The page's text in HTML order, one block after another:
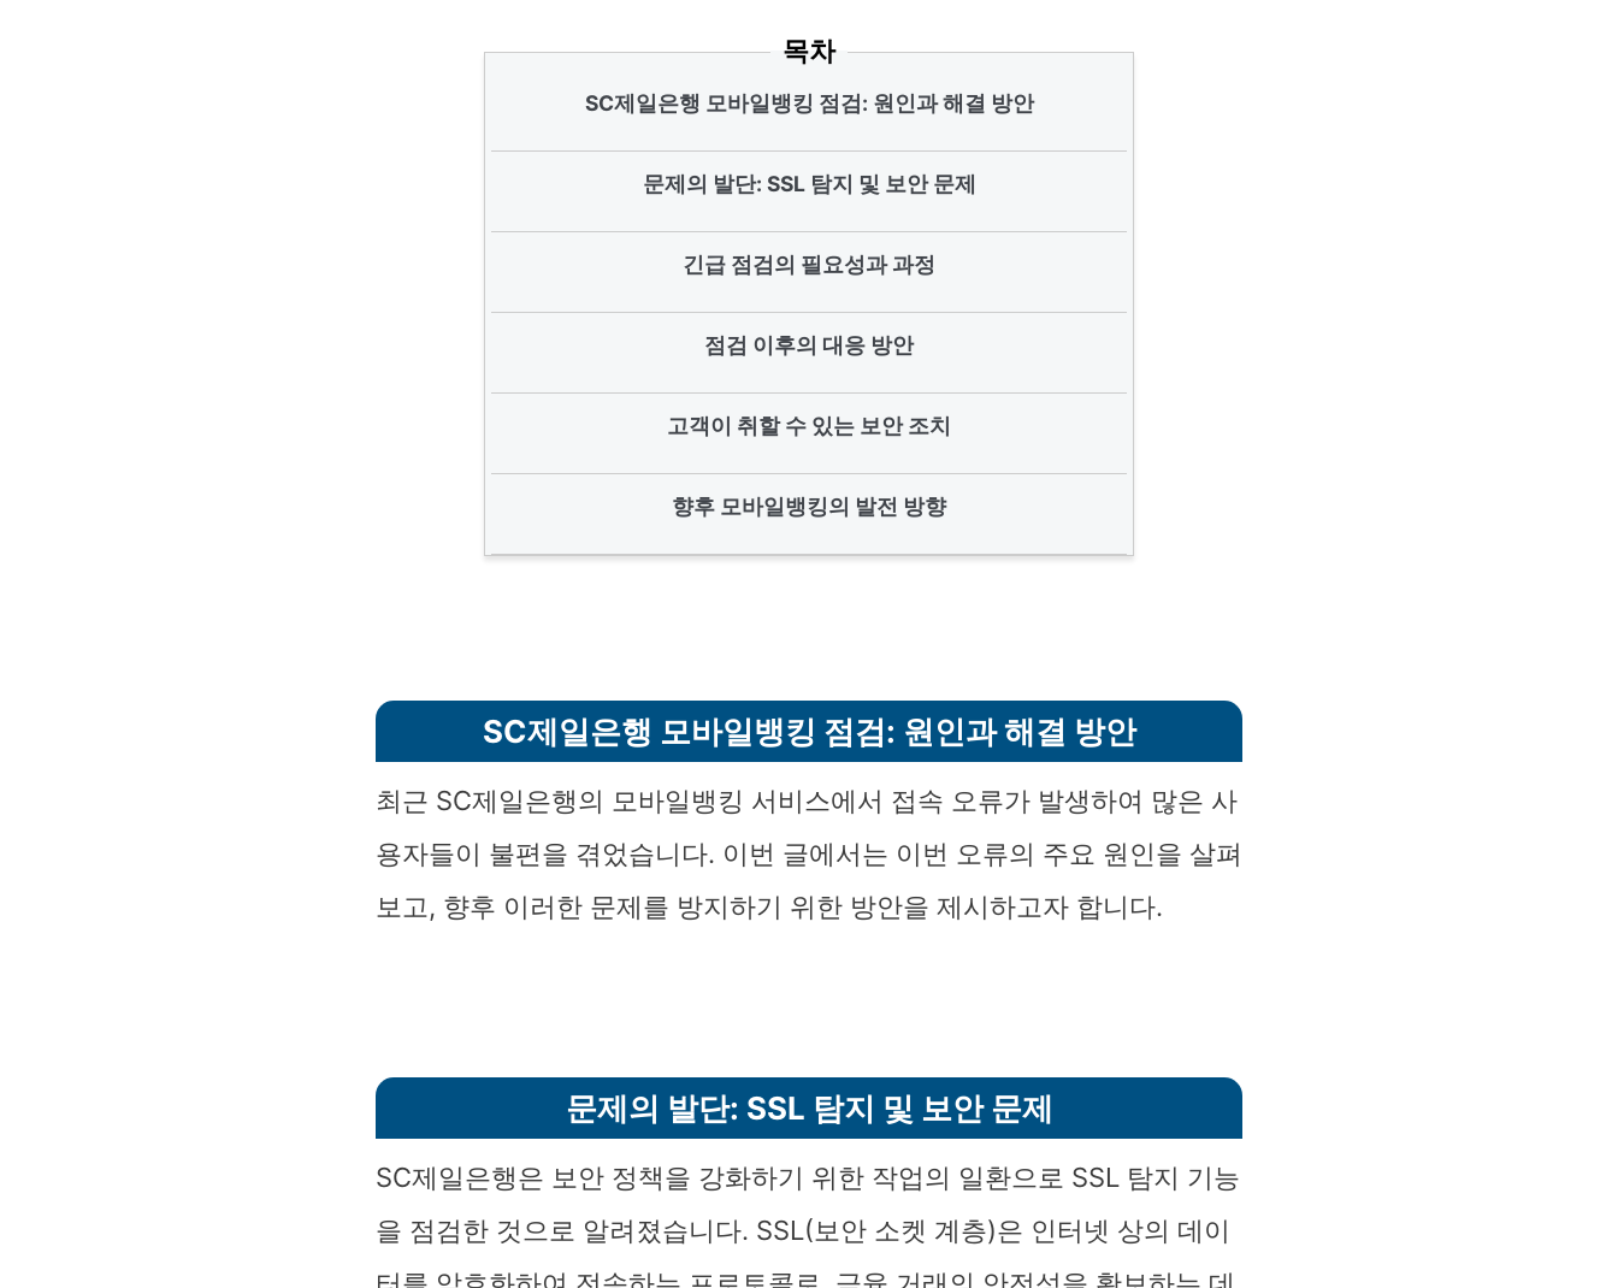
목차
SC제일은행 모바일뱅킹 점검: 원인과 해결 방안
문제의 발단: SSL 탐지 및 보안 문제
긴급 점검의 필요성과 과정
점검 이후의 대응 방안
고객이 취할 수 있는 보안 조치
향후 모바일뱅킹의 발전 방향
SC제일은행 모바일뱅킹 점검: 원인과 해결 방안
최근 SC제일은행의 모바일뱅킹 서비스에서 접속 오류가 발생하여 많은 사
용자들이 불편을 겪었습니다. 이번 글에서는 이번 오류의 주요 원인을 살펴
보고, 향후 이러한 문제를 방지하기 위한 방안을 제시하고자 합니다.
문제의 발단: SSL 탐지 및 보안 문제
SC제일은행은 보안 정책을 강화하기 위한 작업의 일환으로 SSL 탐지 기능
을 점검한 것으로 알려졌습니다. SSL(보안 소켓 계층)은 인터넷 상의 데이